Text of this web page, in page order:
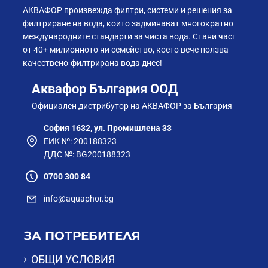
среда, в която се случват разнообразните химични и
физични процеси в клетките. Водата помага за
подхранването на клетките и извеждането на
токсините — защото всеки един от нас е мини-
лаборатория.
Колкото по-чиста е водата, толкова по-малко грешки
ще се появят в тези едва доловими процеси и толкова
по-гладко ще протичат те.
АКВАФОР произвежда филтри, системи и решения за
филтриране на вода, които задминават многократно
международните стандарти за чиста вода. Стани част
от 40+ милионното ни семейство, което вече ползва
качествено-филтрирана вода днес!
Аквафор България ООД
Официален дистрибутор на АКВАФОР за България
София 1632, ул. Промишлена 33
ЕИК №: 200188323
ДДС №: BG200188323
0700 300 84
info@aquaphor.bg
ЗА ПОТРЕБИТЕЛЯ
ОБЩИ УСЛОВИЯ